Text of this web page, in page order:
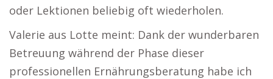
oder Lektionen beliebig oft wiederholen.
Valerie aus Lotte meint: Dank der wunderbaren
Betreuung während der Phase dieser
professionellen Ernährungsberatung habe ich